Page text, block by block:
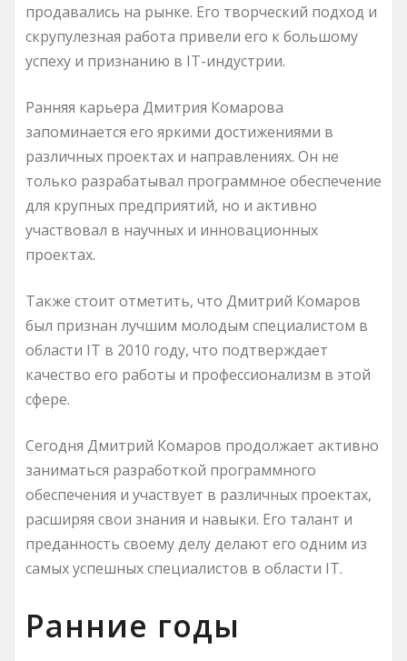
продавались на рынке. Его творческий подход и
скрупулезная работа привели его к большому
успеху и признанию в IT-индустрии.
Ранняя карьера Дмитрия Комарова
запоминается его яркими достижениями в
различных проектах и направлениях. Он не
только разрабатывал программное обеспечение
для крупных предприятий, но и активно
участвовал в научных и инновационных
проектах.
Также стоит отметить, что Дмитрий Комаров
был признан лучшим молодым специалистом в
области IT в 2010 году, что подтверждает
качество его работы и профессионализм в этой
сфере.
Сегодня Дмитрий Комаров продолжает активно
заниматься разработкой программного
обеспечения и участвует в различных проектах,
расширяя свои знания и навыки. Его талант и
преданность своему делу делают его одним из
самых успешных специалистов в области IT.
Ранние годы